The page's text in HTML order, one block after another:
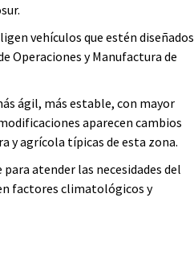
vehículos que estén diseñados
Operaciones y Manufactura de
ágil, más estable, con mayor
aparecen cambios
y agrícola típicas de esta zona.
atender las necesidades del
factores climatológicos y